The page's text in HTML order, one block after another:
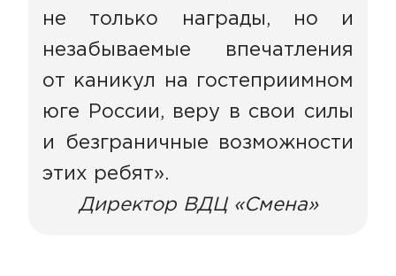
не только награды, но и
незабываемые впечатления
от каникул на гостеприимном
юге России, веру в свои силы
и безграничные возможности
этих ребят».
Директор ВДЦ «Смена»